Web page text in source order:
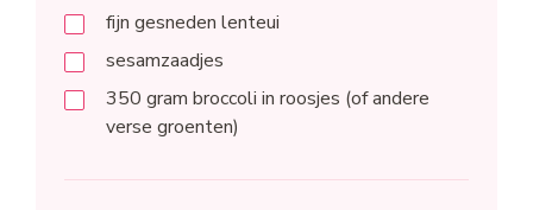
fijn gesneden lenteui
sesamzaadjes
350 gram broccoli in roosjes (of andere
verse groenten)